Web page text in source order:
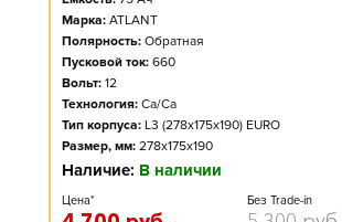
Марка: ATLANT
Полярность: Обратная
Пусковой ток: 660
Вольт: 12
Технология: Ca/Ca
Тип корпуса: L3 (278x175x190) EURO
Размер, мм: 278x175x190
Наличие: В наличии
Цена* Без Trade-in